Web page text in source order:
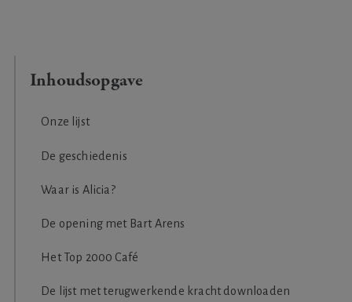
Onze lijst
De geschiedenis
Waar is Alicia?
De opening met Bart Arens
Het Top 2000 Café
De lijst met terugwerkende kracht downloaden